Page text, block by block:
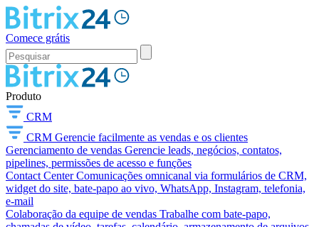
Comece grátis
Produto
CRM
CRM Gerencie facilmente as vendas e os clientes
Gerenciamento de vendas Gerencie leads, negócios, contatos,
pipelines, permissões de acesso e funções
Contact Center Comunicações omnicanal via formulários de CRM,
widget do site, bate-papo ao vivo, WhatsApp, Instagram, telefonia,
e-mail
Colaboração da equipe de vendas Trabalhe com bate-papo,